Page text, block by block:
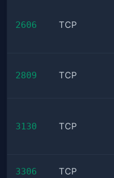
2606 TCP
2809 TCP
3130 TCP
3306 TCP